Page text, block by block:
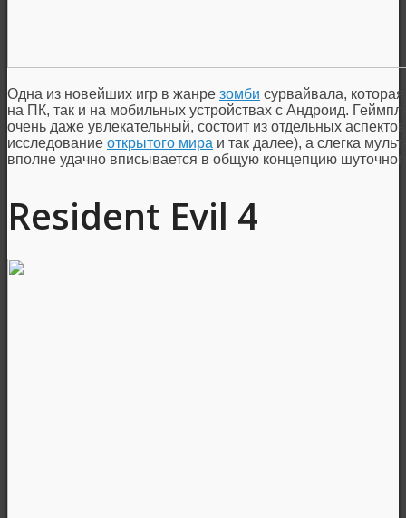
Одна из новейших игр в жанре зомби сурвайвала,
на ПК, так и на мобильных устройствах с Андроид.
очень даже увлекательный, состоит из отдельных
исследование открытого мира и так далее), а слегка
вполне удачно вписывается в общую концепцию
Resident Evil 4